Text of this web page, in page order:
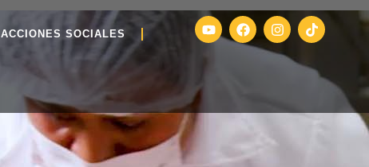
ACCIONES SOCIALES